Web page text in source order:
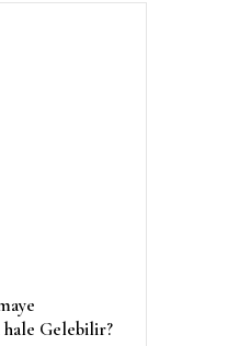
hale Gelebilir?